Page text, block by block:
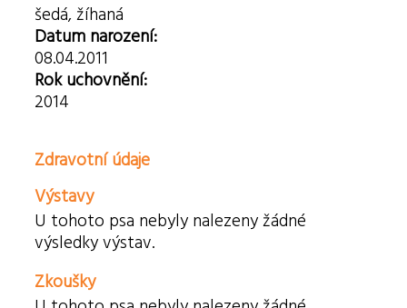
šedá, žíhaná
Datum narození:
08.04.2011
Rok uchovnění:
2014
Zdravotní údaje
Výstavy
U tohoto psa nebyly nalezeny žádné
výsledky výstav.
Zkoušky